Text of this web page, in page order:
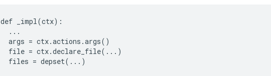
def _impl(ctx):
...
args = ctx.actions .args()
file = ctx.declare_file( ... )
files = depset( ... )